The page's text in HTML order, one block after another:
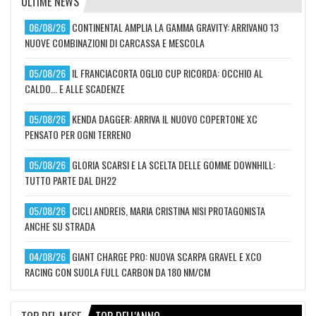
06/08/26 CONTINENTAL AMPLIA LA GAMMA GRAVITY: ARRIVANO 13
NUOVE COMBINAZIONI DI CARCASSA E MESCOLA
05/08/26 IL FRANCIACORTA OGLIO CUP RICORDA: OCCHIO AL
CALDO... E ALLE SCADENZE
05/08/26 KENDA DAGGER: ARRIVA IL NUOVO COPERTONE XC
PENSATO PER OGNI TERRENO
05/08/26 GLORIA SCARSI E LA SCELTA DELLE GOMME DOWNHILL:
TUTTO PARTE DAL DH22
05/08/26 CICLI ANDREIS, MARIA CRISTINA NISI PROTAGONISTA
ANCHE SU STRADA
04/08/26 GIANT CHARGE PRO: NUOVA SCARPA GRAVEL E XCO
RACING CON SUOLA FULL CARBON DA 180 NM/CM